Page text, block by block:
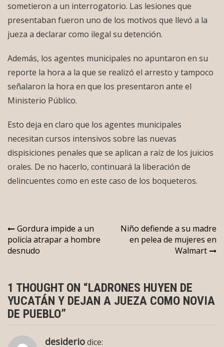
sometieron a un interrogatorio. Las lesiones que
presentaban fueron uno de los motivos que llevó a la
jueza a declarar como ilegal su detención.
Además, los agentes municipales no apuntaron en su
reporte la hora a la que se realizó el arresto y tampoco
señalaron la hora en que los presentaron ante el
Ministerio Público.
Esto deja en claro que los agentes municipales
necesitan cursos intensivos sobre las nuevas
dispisiciones penales que se aplican a raíz de los juicios
orales. De no hacerlo, continuará la liberación de
delincuentes como en este caso de los boqueteros.
Navegación
de
Gordura impide a un
policía atrapar a hombre
desnudo
Niño defiende a su madre
en pelea de mujeres en
Walmart
1 THOUGHT ON “LADRONES HUYEN DE
YUCATÁN Y DEJAN A JUEZA COMO NOVIA
DE PUEBLO”
desideriodice: